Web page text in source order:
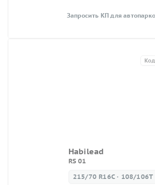
Запросить КП для
Habilead
RS 01
215/70 R16C · 108/106T